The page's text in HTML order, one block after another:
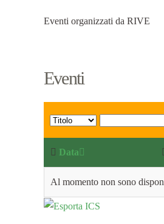
Eventi organizzati da RIVE
Eventi
Data
Al momento non sono